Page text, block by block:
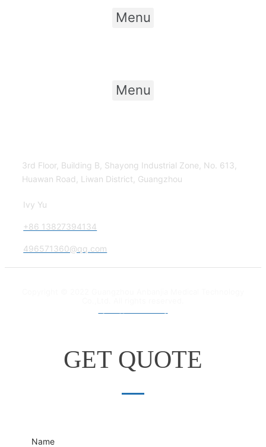
Menu
Menu
3rd Floor, Building B, Shayong Industrial Zone, No. 613,
Huawan Road, Liwan District, Guangzhou
Ivy Yu
+86 13827394134
496571360@qq.com
GET QUOTE
Name